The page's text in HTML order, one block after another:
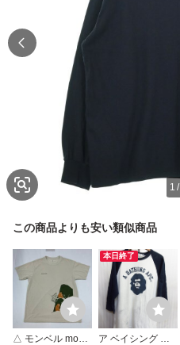
1 /
この商品よりも安い類似商品
△ モンベル mont-
本日終了
ア ベイシング エ